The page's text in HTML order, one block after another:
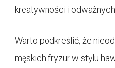
kreatywności i
Warto podkreślić, że
męskich fryzur w stylu